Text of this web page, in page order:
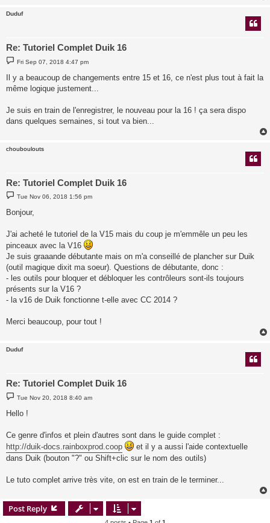
Duduf
Re: Tutoriel Complet Duik 16
P
o
t
Fri Sep 07, 2018 4:47 pm
Il y a beaucoup de changements entre 15 et 16, ce n'est plus tout à fait la
même logique justement...
Je suis en train de l'enregistrer, le nouveau pour la 16 ! ça sera dispo
dans quelques semaines, si tout va bien...
chouboulouts
Re: Tutoriel Complet Duik 16
P
o
t
Tue Nov 06, 2018 1:56 pm
Bonjour,
J'ai acheté le tutoriel de la V15 mais du coup je m'emmêle un peu les
pinceaux avec la V16
Je suis graaande débutante mais on m'a conseillé de plancher sur Duik
(outil magique dixit ma soeur). Questions de débutante, donc :
- les outils pour bloquer et débloquer les contrôleurs sont-ils toujours
présents sur la V16 ?
- la v16 de Duik fonctionne t-elle avec CC 2014 ?
Merci beaucoup, pour tout !
Duduf
Re: Tutoriel Complet Duik 16
P
o
s
t
Tue Nov 20, 2018 8:40 am
Hello !
Ce genre d'infos et plein d'autres sont dans le guide complet :
http://duik-docs.rainboxprod.coop
et il y a aussi l'aide contextuelle
dans Duik (bouton "?" ou Shift+clic sur le nom des outils)
Le tuto complet arrive très vite, on est en train de le terminer...
Post Reply